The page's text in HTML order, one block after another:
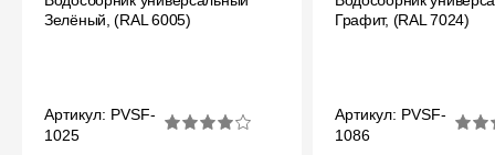
Зелёный, (RAL 6005)
Артикул: PVSF-
1025
Графит, (RAL 7024)
Артикул: PVSF-
1086